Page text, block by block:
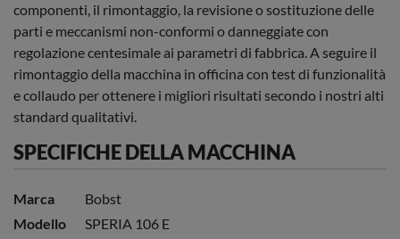
componenti, il rimontaggio, la revisione o sostituzione delle
parti e meccanismi non-conformi o danneggiate con
regolazione centesimale ai parametri di fabbrica. A seguire il
rimontaggio della macchina in officina con test di funzionalità
e collaudo per ottenere i migliori risultati secondo i nostri alti
standard qualitativi.
SPECIFICHE DELLA MACCHINA
Marca
Bobst
Modello
SPERIA 106 E